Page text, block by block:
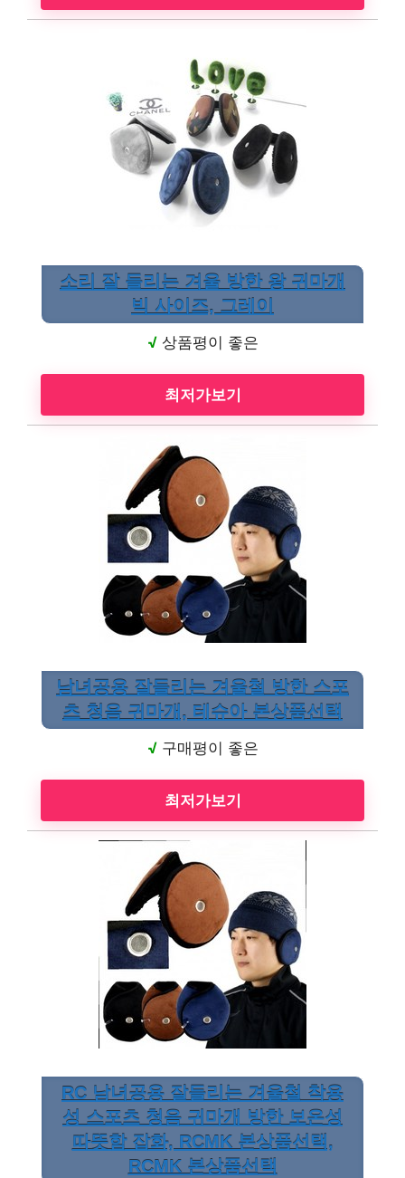
소리 잘 들리는 겨울 방한 왕 귀마개
빅 사이즈, 그레이
√상품평이 좋은
최저가보기
남녀공용 잘들리는 겨울철 방한 스포
츠 청음 귀마개, 테슈아 본상품선택
√구매평이 좋은
최저가보기
RC 남녀공용 잘들리는 겨울철 착용
성 스포츠 청음 귀마개 방한 보온성
따뜻함 잡화, RCMK 본상품선택,
RCMK 본상품선택